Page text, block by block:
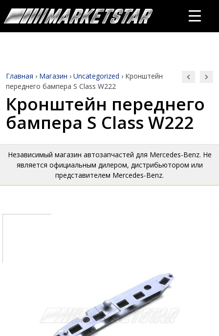
Главная › Магазин › Uncategorized › Кронштейн
переднего бампера S Class W222
Кронштейн переднего
бампера S Class W222
Независимый магазин автозапчастей для Mercedes-Benz. Не
является официальным дилером, дистрибьютором или
представителем Mercedes-Benz.